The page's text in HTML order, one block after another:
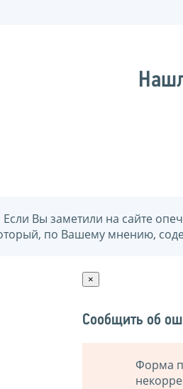
Если Вы заметили на сайте
по Вашему мнению,
×
Сообщить об
Форма